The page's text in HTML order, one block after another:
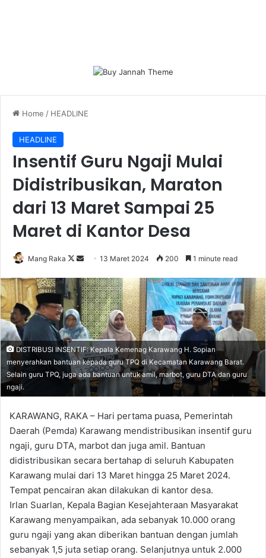
Home / HEADLINE
HEADLINE
Insentif Guru Ngaji Mulai
Didistribusikan, Maraton
dari 13 Maret Sampai 25
Maret di Kantor Desa
Mang Raka
Follow
X
Send
email
13 Maret 2024 200 1 minute read
DISTRIBUSI INSENTIF: Kepala Kemenag Karawang H. Sopian
menyerahkan bantuan kepada guru TPQ di Kecamatan Karawang Barat.
Selain guru TPQ, juga ada bantuan untuk amil, marbot, guru DTA dan guru
ngaji.
KARAWANG, RAKA – Hari pertama puasa, Pemerintah
Daerah (Pemda) Karawang mendistribusikan insentif guru
ngaji, guru DTA, marbot dan juga amil. Bantuan
didistribusikan secara bertahap di seluruh Kabupaten
Karawang mulai dari 13 Maret hingga 25 Maret 2024.
Tempat pencairan akan dilakukan di kantor desa.
Irlan Suarlan, Kepala Bagian Kesejahteraan Masyarakat
Karawang menyampaikan, ada sebanyak 10.000 orang
guru ngaji yang akan diberikan bantuan dengan jumlah
sebanyak 1,5 juta setiap orang. Selanjutnya untuk 2.000